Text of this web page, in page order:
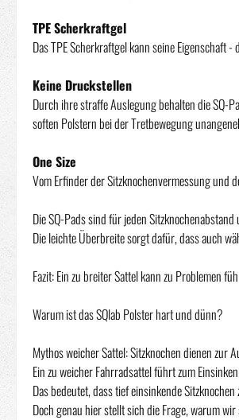
TPE Scherkraftgel
Das TPE Scherkraftgel kann seine Eigenschaft
Keine Druckstellen
Durch ihre straffe Auslegung behalten die SQ-
soften Polstern bei der Tretbewegung
One Size
Vom Erfinder der Sitzknochenvermessung und
Die SQ-Pads sind für jeden
Die leichte Überbreite sorgt dafür, dass auch
Fazit: Ein zu breiter Sattel kann zu Problemen
Warum ist das SQlab Polster hart und dünn?
Mythos weicher Sattel: Sitzknochen dienen zur
Ein zu weicher Fahrradsattel führt zum
Das bedeutet, dass tief einsinkende
Doch genau hier stellt sich die Frage, warum